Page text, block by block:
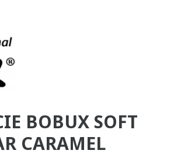
BOBUX SOFT
CARAMEL